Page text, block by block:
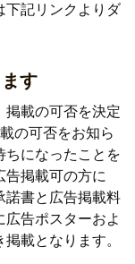
下記リンクよりダ
す
掲載の可否を決定
の可否をお知ら
ちになったことを
告掲載可の方に
諾書と広告掲載料
告ポスターおよ
載となります。